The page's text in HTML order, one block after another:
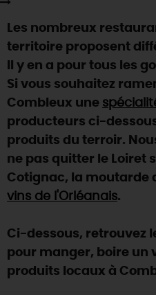
TOUTES
Vins etvignobles
Chic,une aire de pique-
Par ici lesguinguettes
Que rapporter du Loiret ?
La Route desMétiers
TOUT
(re)Découvrir les
Expérimenter
Une
Rendez-vous
Des sorties en
Programme des
Où
INFOS &
RÉSERVER
Les nombreux
territoire proposent
Il y en a pour tous les
Si vous souhaitez
Combleux une
producteurs ci-
produits du terroir.
ne pas quitter le Loiret
Cotignac, la moutarde
vins de l'Orléanais.
Ci-dessous, retrouvez
pour manger, boire un
produits locaux à